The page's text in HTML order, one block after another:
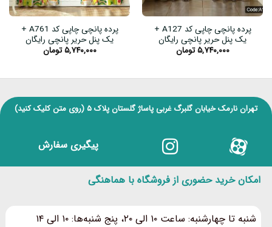
پرده پانچی چاپی کد A127 +
یک پنل حریر پانچی رایگان
۵,۷۴۰,۰۰۰ تومان
پرده پانچی چاپی کد A761 +
یک پنل حریر پانچی رایگان
۵,۷۴۰,۰۰۰ تومان
تهران نارمک خیابان گلبرگ غربی پاساژ گلستان پلاک ۵ (روی متن کلیک کنید)
پیگیری سفارش
امکان خرید حضوری از فروشگاه با هماهنگی
شنبه تا چهارشنبه: ساعت ۱۰ الی ۲۰، پنج شنبه‌ها: ۱۰ الی ۱۴